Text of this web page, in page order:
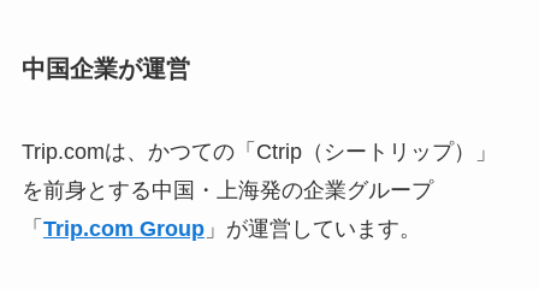
中国企業が運営
Trip.comは、かつての「Ctrip（シートリップ）」
を前身とする中国・上海発の企業グループ
「 Trip.com Group」が運営しています。